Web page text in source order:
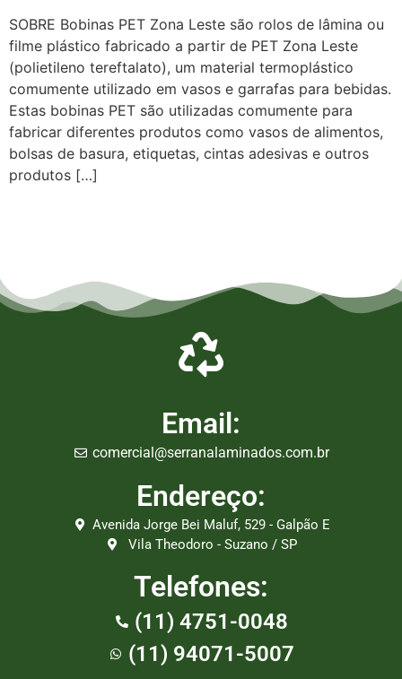
SOBRE Bobinas PET Zona Leste são rolos de lâmina ou
filme plástico fabricado a partir de PET Zona Leste
(polietileno tereftalato), um material termoplástico
comumente utilizado em vasos e garrafas para bebidas.
Estas bobinas PET são utilizadas comumente para
fabricar diferentes produtos como vasos de alimentos,
bolsas de basura, etiquetas, cintas adesivas e outros
produtos […]
Email:
comercial@serranalaminados.com.br
Endereço:
Avenida Jorge Bei Maluf, 529 - Galpão E
Vila Theodoro - Suzano / SP
Telefones:
(11) 4751-0048
(11) 94071-5007